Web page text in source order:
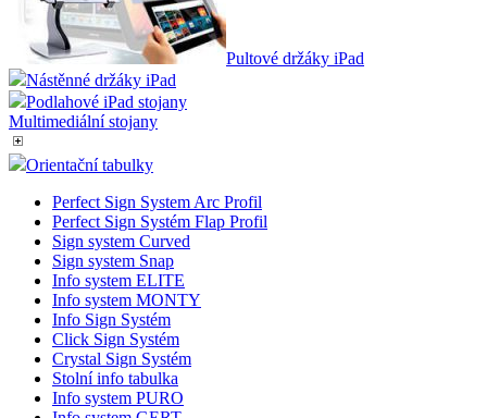
Pultové držáky iPad
Nástěnné držáky iPad
Podlahové iPad stojany
Multimediální stojany
Orientační tabulky
Perfect Sign System Arc Profil
Perfect Sign Systém Flap Profil
Sign system Curved
Sign system Snap
Info system ELITE
Info system MONTY
Info Sign Systém
Click Sign Systém
Crystal Sign Systém
Stolní info tabulka
Info system PURO